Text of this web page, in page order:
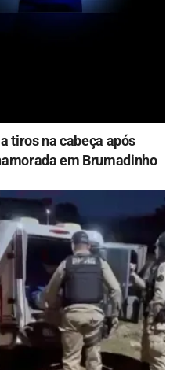
tiros na cabeça após
em Brumadinho